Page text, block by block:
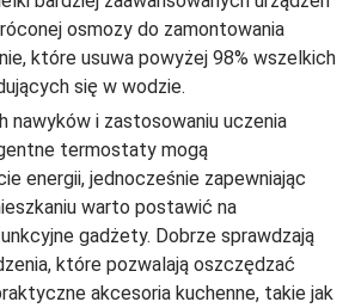
osmozy do zamontowania
które usuwa powyżej 98% wszelkich
się w wodzie.
nawyków i zastosowaniu uczenia
termostaty mogą
energii, jednocześnie zapewniając
warto postawić na
gadżety. Dobrze sprawdzają
które pozwalają oszczędzać
akcesoria kuchenne, takie jak